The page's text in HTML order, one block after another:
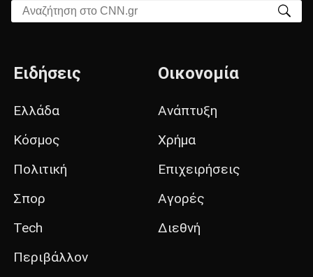
Αναζήτηση στο CNN.gr
Ειδήσεις
Ελλάδα
Κόσμος
Πολιτική
Σπορ
Tech
Περιβάλλον
Οικονομία
Ανάπτυξη
Χρήμα
Επιχειρήσεις
Αγορές
Διεθνή